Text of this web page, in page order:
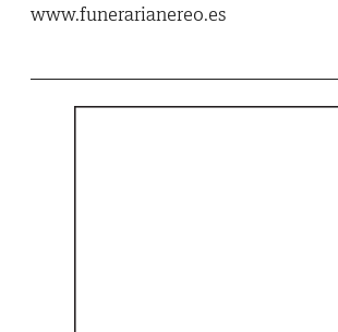
www.funerarianereo.es